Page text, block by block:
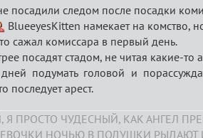
посадили следом после посадки
BlueeyesKitten намекает на комство,
сажал комиссара в первый день.
посадят стадом, не читая какие-то
подумать головой и
последует арест.
ПРОСТО ЧУДЕСНЫЙ, КАК АНГЕЛ
НОЧЬЮ В ПОДУШКИ